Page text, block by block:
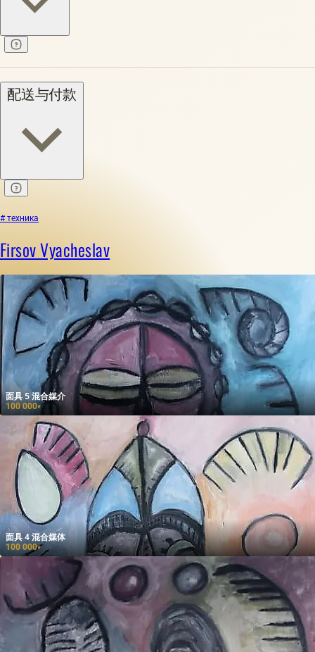
配送与付款
# техника
Firsov Vyacheslav
面具 5 混合媒介
100 000₽
面具 4 混合媒体
100 000₽